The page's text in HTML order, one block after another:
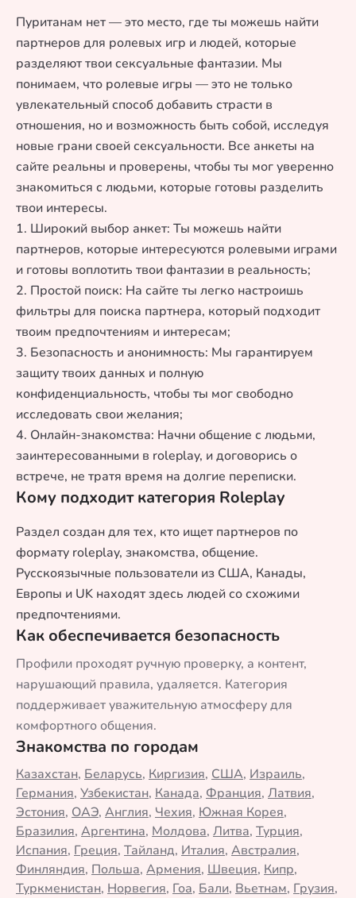
Пуританам нет — это место, где ты можешь найти
партнеров для ролевых игр и людей, которые
разделяют твои сексуальные фантазии. Мы
понимаем, что ролевые игры — это не только
увлекательный способ добавить страсти в
отношения, но и возможность быть собой, исследуя
новые грани своей сексуальности. Все анкеты на
сайте реальны и проверены, чтобы ты мог уверенно
знакомиться с людьми, которые готовы разделить
твои интересы.
1. Широкий выбор анкет: Ты можешь найти
партнеров, которые интересуются ролевыми играми
и готовы воплотить твои фантазии в реальность;
2. Простой поиск: На сайте ты легко настроишь
фильтры для поиска партнера, который подходит
твоим предпочтениям и интересам;
3. Безопасность и анонимность: Мы гарантируем
защиту твоих данных и полную
конфиденциальность, чтобы ты мог свободно
исследовать свои желания;
4. Онлайн-знакомства: Начни общение с людьми,
заинтересованными в roleplay, и договорись о
встрече, не тратя время на долгие переписки.
Кому подходит категория Roleplay
Раздел создан для тех, кто ищет партнеров по
формату roleplay, знакомства, общение.
Русскоязычные пользователи из США, Канады,
Европы и UK находят здесь людей со схожими
предпочтениями.
Как обеспечивается безопасность
Профили проходят ручную проверку, а контент,
нарушающий правила, удаляется. Категория
поддерживает уважительную атмосферу для
комфортного общения.
Знакомства по городам
Казахстан, Беларусь, Киргизия, США, Израиль,
Германия, Узбекистан, Канада, Франция, Латвия,
Эстония, ОАЭ, Англия, Чехия, Южная Корея,
Бразилия, Аргентина, Молдова, Литва, Турция,
Испания, Греция, Тайланд, Италия, Австралия,
Финляндия, Польша, Армения, Швеция, Кипр,
Туркменистан, Норвегия, Гоа, Бали, Вьетнам, Грузия,